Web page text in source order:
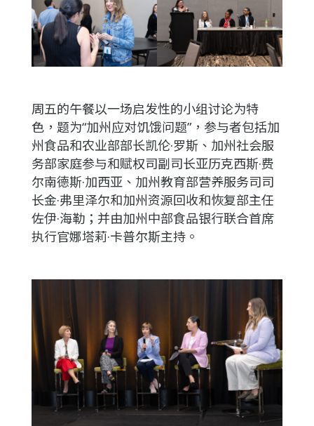
周五的午餐以一场启发性的小组讨论为特
色，题为“加州应对饥饿问题”，参与者包括加
州食品和农业部部长凯伦·罗斯、加州社会服
务部家庭参与和赋权司副司长亚历克西斯·费
尔南德斯·加西亚、加州教育部营养服务司司
长金·弗里泽尔和加州资源回收和恢复部主任
佐伊·海勒；并由加州中部食品银行联合首席
执行官娜塔莉·卡普尔斯主持。